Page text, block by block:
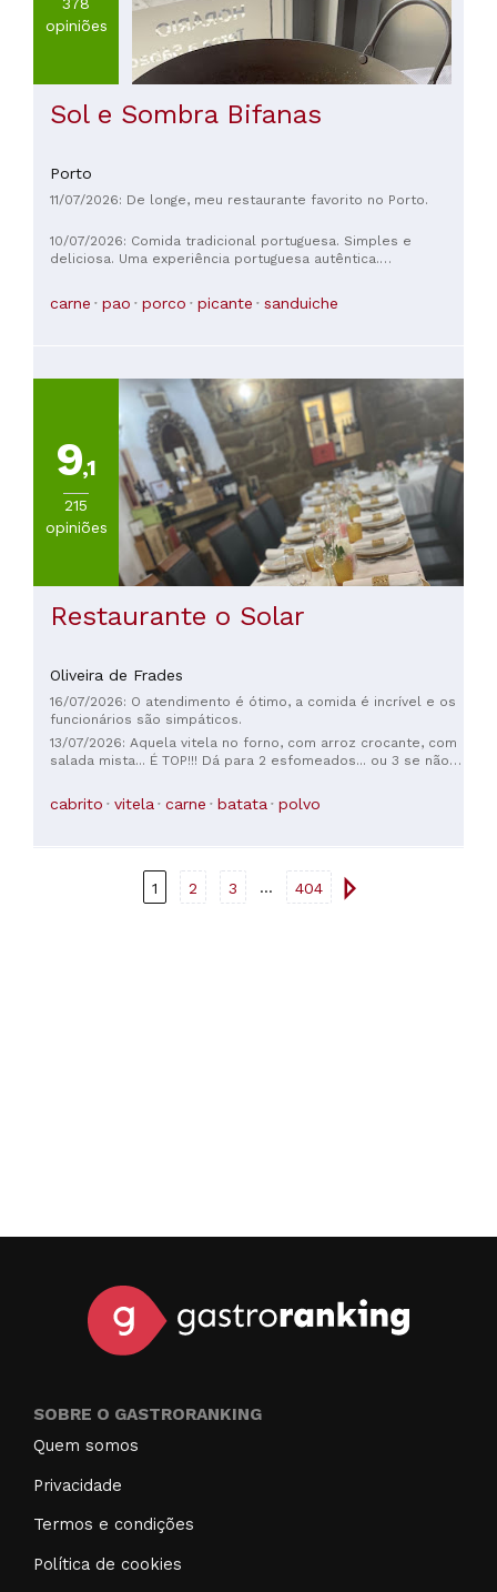
opiniões
Sol e Sombra Bifanas
Porto
11/07/2026: De longe, meu restaurante favorito no Porto.
10/07/2026: Comida tradicional portuguesa. Simples e
deliciosa. Uma experiência portuguesa autêntica.
cerca de 5€ e ficará satisfeito. Bom apetite!
carne pao porco picante sanduiche
9,1
215
opiniões
Restaurante o Solar
Oliveira de Frades
16/07/2026: O atendimento é ótimo, a comida é incrível e os
funcionários são simpáticos.
13/07/2026: Aquela vitela no forno, com arroz crocante, com
salada mista... É TOP!!! Dá para 2 esfomeados... ou 3 se não
sobremesas.
cabrito vitela carne batata polvo
1 2 3 ... 404
SOBRE O GASTRORANKING
Quem somos
Privacidade
Termos e condições
Política de cookies